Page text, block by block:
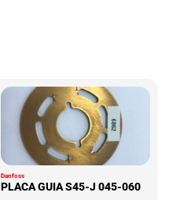
Danfoss
PLACA GUIA S45-J 045-060